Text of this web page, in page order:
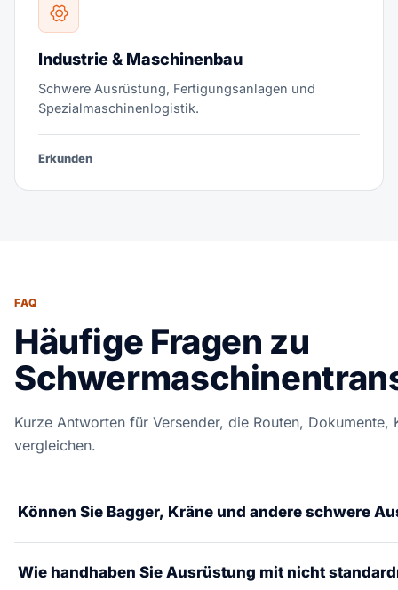
Industrie & Maschinenbau
Schwere Ausrüstung, Fertigungsanlagen und
Spezialmaschinenlogistik.
Erkunden
FAQ
Häufige Fragen zu
Kurze Antworten für Versender, die Routen, Dokumente,
vergleichen.
Können Sie Bagger, Kräne und andere schwere
Tonnen. Vollständige Transportplanung einschließlich
Wie handhaben Sie Ausrüstung mit nicht